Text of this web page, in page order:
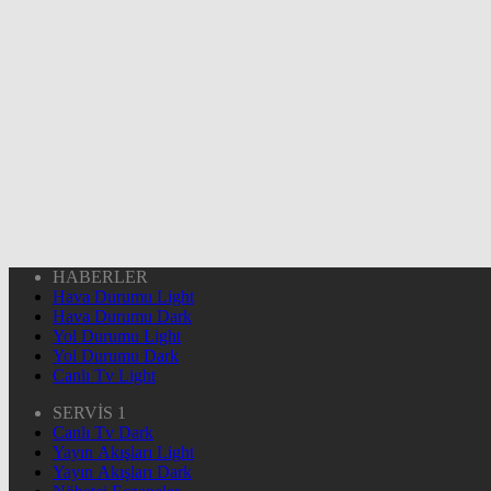
HABERLER
Hava Durumu Light
Hava Durumu Dark
Yol Durumu Light
Yol Durumu Dark
Canlı Tv Light
SERVİS 1
Canlı Tv Dark
Yayın Akışları Light
Yayın Akışları Dark